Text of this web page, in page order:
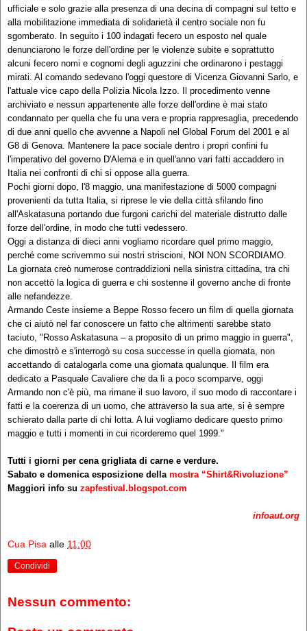
ufficiale e solo grazie alla presenza di una decina di compagni sul tetto e
alla mobilitazione immediata di solidarietà il centro sociale non fu
sgomberato. In seguito i 100 indagati fecero un esposto nel quale
denunciarono le forze dell'ordine per le violenze subite e soprattutto
alcuni fecero nomi e cognomi degli aguzzini che ordinarono i pestaggi
mirati. Al comando sedevano l'oggi questore di Vicenza Giovanni Sarlo, e
l'attuale vice capo della Polizia Nicola Izzo. Il procedimento venne
archiviato e nessun appartenente alle forze dell'ordine è mai stato
condannato per quella che fu una vera e propria rappresaglia, precedendo
di due anni quello che avvenne a Napoli nel Global Forum del 2001 e al
G8 di Genova. Mantenere la pace sociale dentro i propri confini fu
l'imperativo del governo D'Alema e in quell'anno vari fatti accaddero in
Italia nei confronti di chi si oppose alla guerra.
Pochi giorni dopo, l'8 maggio, una manifestazione di 5000 compagni
provenienti da tutta Italia, si riprese le vie della città sfilando fino
all'Askatasuna portando due furgoni carichi del materiale distrutto dalle
forze dell'ordine, in modo che tutti vedessero.
Oggi a distanza di dieci anni vogliamo ricordare quel primo maggio,
perché come scrivemmo sui nostri striscioni, NOI NON SCORDIAMO.
La giornata creò numerose contraddizioni nella sinistra cittadina, tra chi
non accettò la logica di guerra e chi sostenne il governo anche di fronte
alle nefandezze.
Armando Ceste insieme a Beppe Rosso fecero un film di quella giornata
che ci aiutò nel far conoscere un fatto che altrimenti sarebbe stato
taciuto, "Rosso Askatasuna – a proposito di un primo maggio in guerra",
che dimostrò e s'interrogò su cosa successe in quella giornata, non
accettando di catalogarla come una giornata qualunque. Il film era
dedicato a Pasquale Cavaliere che da lì a poco scomparve, oggi
Armando non c'è più, ma rimane il suo lavoro, il suo modo di raccontare i
fatti e la coerenza di un uomo, che attraverso la sua arte, si è sempre
schierato dalla parte di chi lotta. A lui vogliamo dedicare questo primo
maggio e tutti i momenti in cui ricorderemo quel 1999."
Tutti i giorni per cena grigliata di carne e verdure.
Sabato e domenica esposizione della mostra “Shirt&Rivoluzione”
Maggiori info su zapfestival.blogspot.com
infoaut.org
Cua Pisa alle 11:00
Condividi
Nessun commento: